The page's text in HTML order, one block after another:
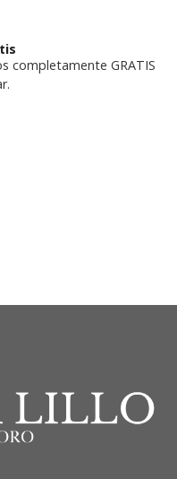
completamente GRATIS